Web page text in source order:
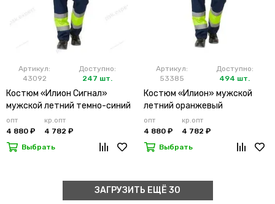
Артикул:
43092
Доступно:
247 шт.
Костюм «Илион Сигнал»
мужской летний темно-синий
опт
4 880 ₽
кр.опт
4 782 ₽
Выбрать
Артикул:
53385
Доступно:
494 шт.
Костюм «Илион» мужской
летний оранжевый
опт
4 880 ₽
кр.опт
4 782 ₽
Выбрать
ЗАГРУЗИТЬ ЕЩЁ 30